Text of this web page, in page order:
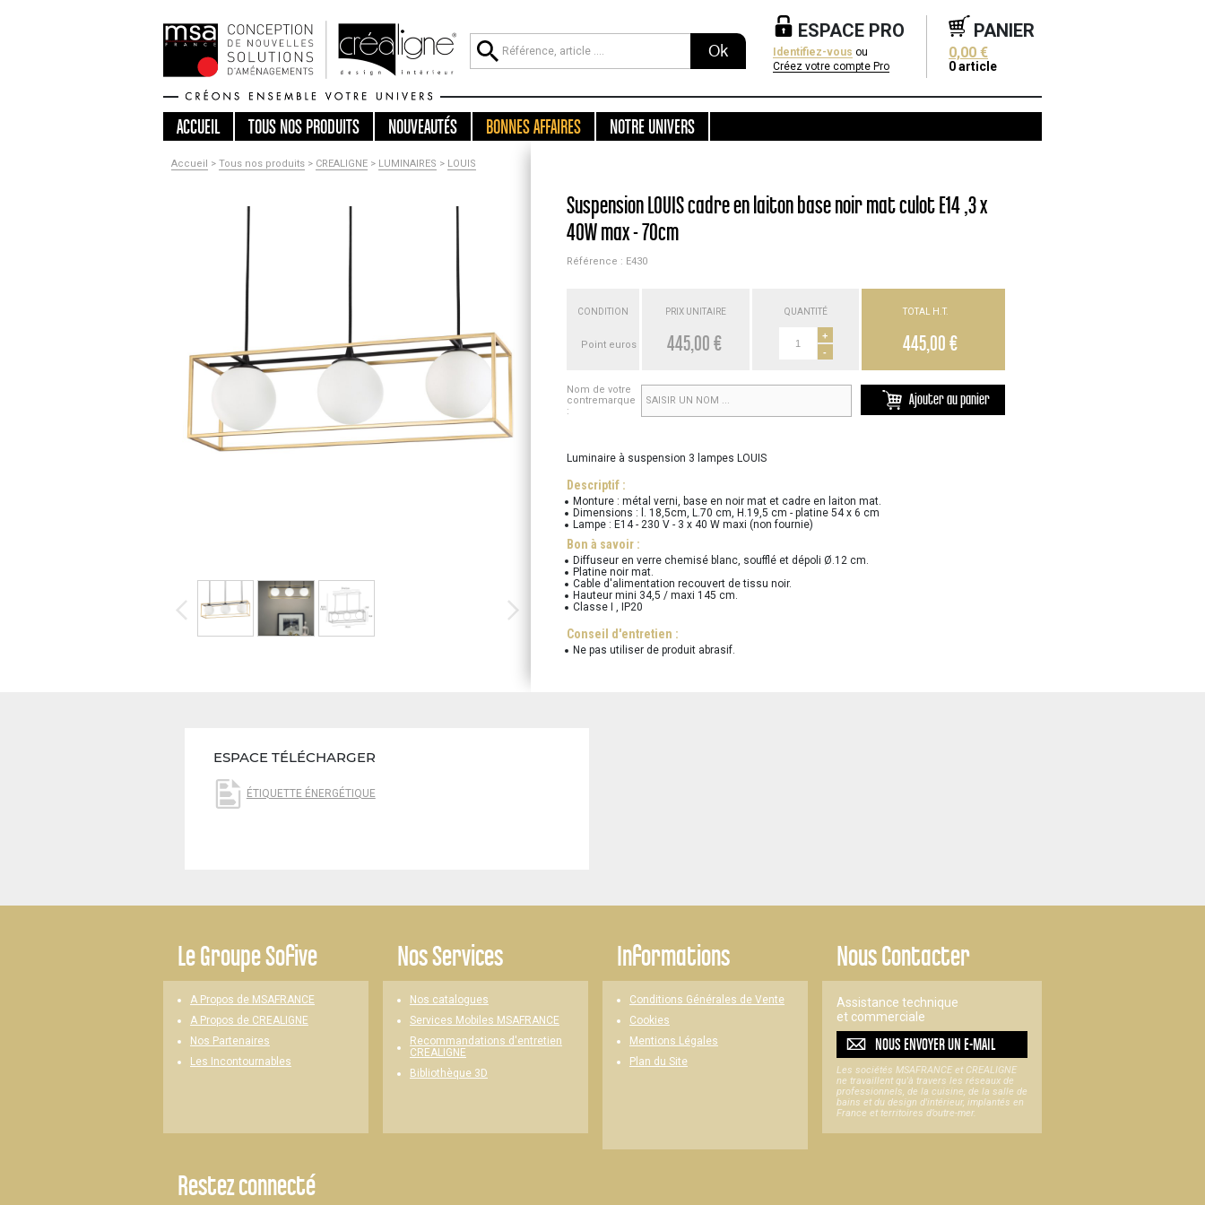
Ok
ESPACE PRO
Identifiez-vous ou
Créez votre compte Pro
PANIER
0,00 €
0article
ACCUEIL TOUSNOS PRODUITS NOUVEAUTÉS BONNES AFFAIRES NOTRE UNIVERS
Accueil > Tous nos produits> CREALIGNE> LUMINAIRES > LOUIS
Suspension LOUIS cadre en laiton base noir mat culot E14 ,3 x
40W max - 70cm
Référence : E430
CONDITION
Point euros
PRIX UNITAIRE
445,00 €
QUANTITÉ
+
-
TOTAL H.T.
445,00 €
Nom de votre
contremarque
:
Ajouter au panier
Luminaire à suspension 3 lampes LOUIS
Descriptif :
Monture : métal verni, base en noir mat et cadre en laiton mat.
Dimensions : l. 18,5cm, L.70 cm, H.19,5 cm - platine 54 x 6 cm
Lampe : E14 - 230 V - 3 x 40 W maxi (non fournie)
Bon à savoir :
Diffuseur en verre chemisé blanc, soufflé et dépoli Ø.12 cm.
Platine noir mat.
Cable d'alimentation recouvert de tissu noir.
Hauteur mini 34,5 / maxi 145 cm.
Classe I , IP20
Conseil d'entretien :
Ne pas utiliser de produit abrasif.
ESPACE TÉLÉCHARGER
ÉTIQUETTE ÉNERGÉTIQUE
LeGroupe Sofive
A Propos de MSAFRANCE
A Propos de CREALIGNE
Nos Partenaires
Les Incontournables
Nos Services
Nos catalogues
Services Mobiles MSAFRANCE
Recommandations d'entretien
CREALIGNE
Bibliothèque 3D
Informations
Conditions Générales de Vente
Cookies
Mentions Légales
Plan du Site
Nous Contacter
Assistance technique
et commerciale
NOUS ENVOYER UNE-MAIL
Les sociétés MSAFRANCE et CREALIGNE
ne travaillent qu'à travers les réseaux de
professionnels, de la cuisine, de la salle de
bains et du design d'intérieur, implantés en
France et territoires d’outre-mer.
Restez connecté